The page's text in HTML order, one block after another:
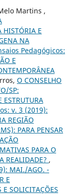
Martins ,
HISTÓRIA E
NA
Pedagógicos:
E
O CONSELHO
SP:
v. 3 (2019):
REGIÃO
PARA PENSAR
PARA O
REALIDADE? ,
MAI./AGO. -
E
SOLICITAÇÕES